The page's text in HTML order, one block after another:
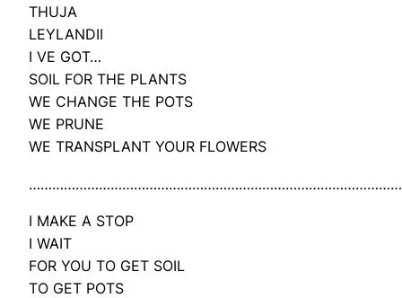
THUJA
LEYLANDII
I VE GOT…
SOIL FOR THE PLANTS
WE CHANGE THE POTS
WE PRUNE
WE TRANSPLANT YOUR FLOWERS
I MAKE A STOP
I WAIT
FOR YOU TO GET SOIL
TO GET POTS